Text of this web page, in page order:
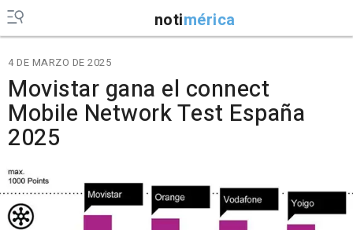
notimérica
4 DE MARZO DE 2025
Movistar gana el connect
Mobile Network Test España
2025